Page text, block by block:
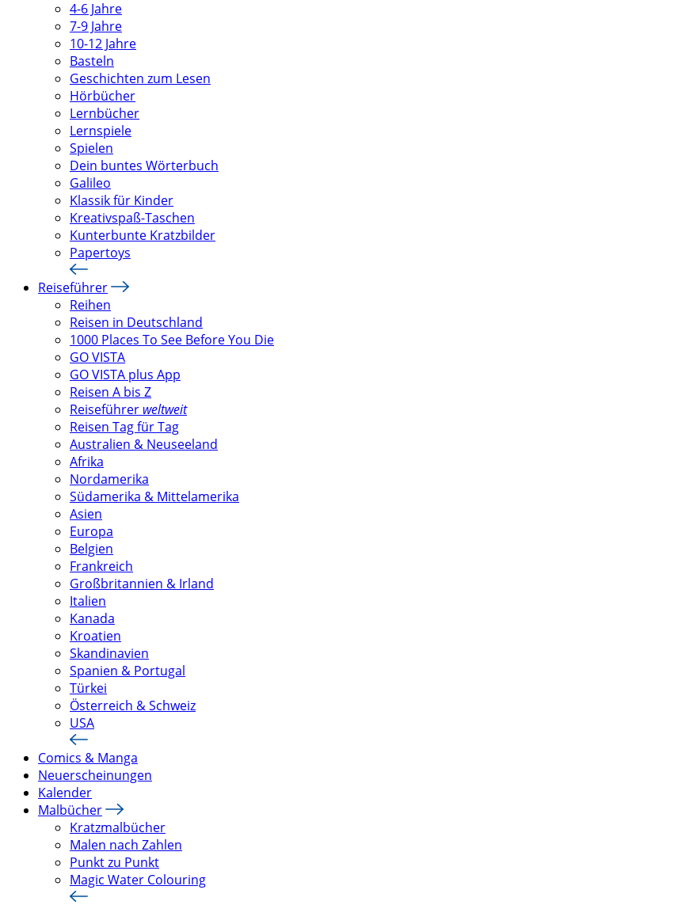
4-6 Jahre
7-9 Jahre
10-12 Jahre
Basteln
Geschichten zum Lesen
Hörbücher
Lernbücher
Lernspiele
Spielen
Dein buntes Wörterbuch
Galileo
Klassik für Kinder
Kreativspaß-Taschen
Kunterbunte Kratzbilder
Papertoys
Reiseführer
Reihen
Reisen in Deutschland
1000 Places To See Before You Die
GO VISTA
GO VISTA plus App
Reisen A bis Z
Reiseführer weltweit
Reisen Tag für Tag
Australien & Neuseeland
Afrika
Nordamerika
Südamerika & Mittelamerika
Asien
Europa
Belgien
Frankreich
Großbritannien & Irland
Italien
Kanada
Kroatien
Skandinavien
Spanien & Portugal
Türkei
Österreich & Schweiz
USA
Comics & Manga
Neuerscheinungen
Kalender
Malbücher
Kratzmalbücher
Malen nach Zahlen
Punkt zu Punkt
Magic Water Colouring